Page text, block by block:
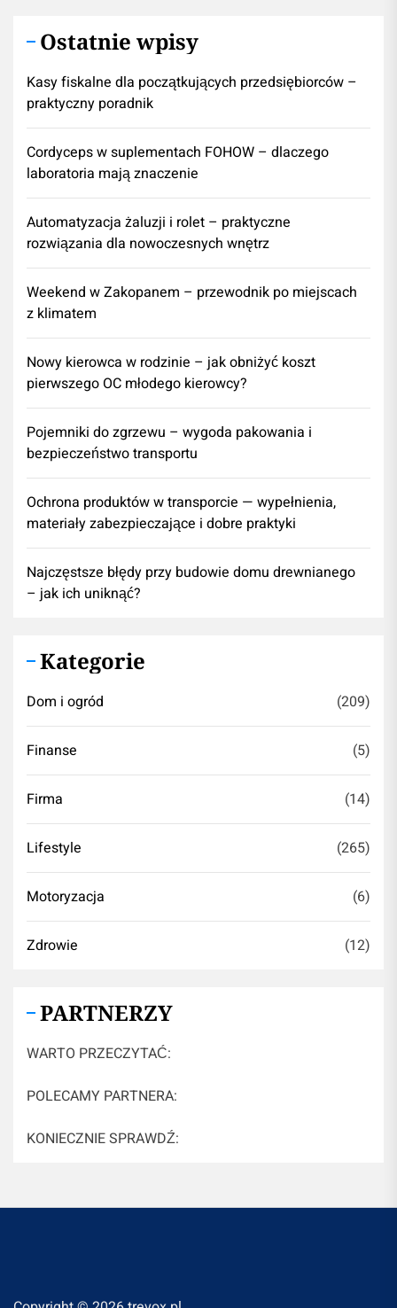
Ostatnie wpisy
Kasy fiskalne dla początkujących przedsiębiorców –
praktyczny poradnik
Cordyceps w suplementach FOHOW – dlaczego
laboratoria mają znaczenie
Automatyzacja żaluzji i rolet – praktyczne
rozwiązania dla nowoczesnych wnętrz
Weekend w Zakopanem – przewodnik po miejscach
z klimatem
Nowy kierowca w rodzinie – jak obniżyć koszt
pierwszego OC młodego kierowcy?
Pojemniki do zgrzewu – wygoda pakowania i
bezpieczeństwo transportu
Ochrona produktów w transporcie — wypełnienia,
materiały zabezpieczające i dobre praktyki
Najczęstsze błędy przy budowie domu drewnianego
– jak ich uniknąć?
Kategorie
Dom i ogród (209)
Finanse (5)
Firma (14)
Lifestyle (265)
Motoryzacja (6)
Zdrowie (12)
PARTNERZY
WARTO PRZECZYTAĆ:
POLECAMY PARTNERA:
KONIECZNIE SPRAWDŹ: